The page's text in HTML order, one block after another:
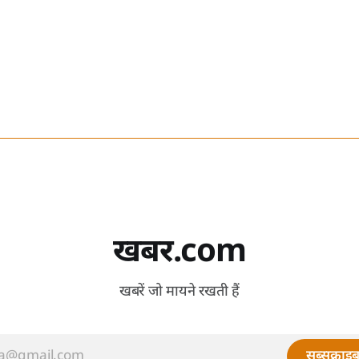
खबर.com
खबरें जो मायने रखती हैं